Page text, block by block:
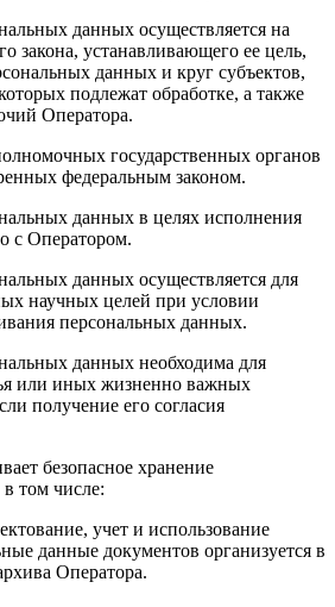
данных осуществляется на
закона, устанавливающего ее цель,
данных и круг субъектов,
подлежат обработке, а также
Оператора.
государственных органов
федеральным законом.
данных в целях исполнения
с Оператором.
данных осуществляется для
научных целей при условии
персональных данных.
данных необходима для
или иных жизненно важных
получение его согласия
безопасное хранение
том числе:
учет и использование
данные документов организуется в
Оператора.